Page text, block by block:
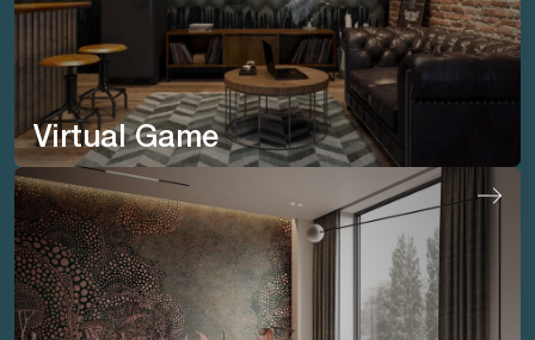
Virtual Game